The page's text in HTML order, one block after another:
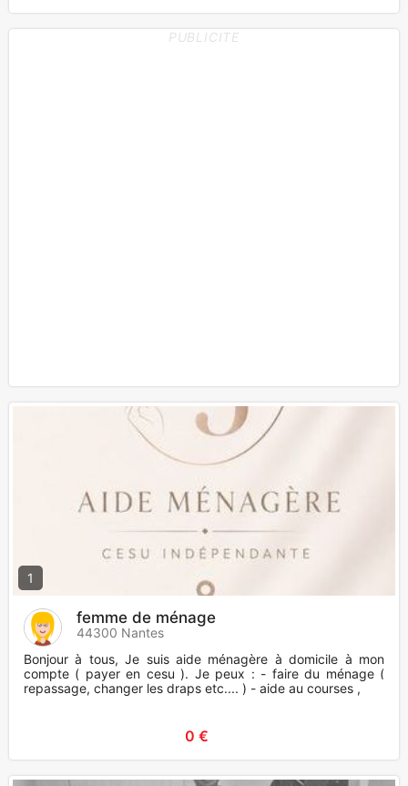
PUBLICITE
1
femme de ménage
44300 Nantes
Bonjour à tous, Je suis aide ménagère à domicile à mon
compte ( payer en cesu ). Je peux : - faire du ménage (
repassage, changer les draps etc.... ) - aide au courses ,
0 €